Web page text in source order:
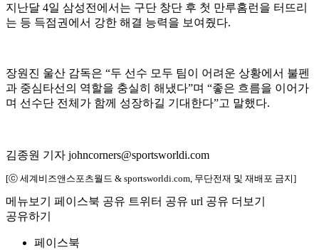
지난달 4일 삼성전에서는 구단 창단 후 첫 만루홈런을 터뜨리
는 등 득점권에서 강한 해결 능력을 보여줬다.
장원진 울산 감독은 “두 선수 모두 팀이 어려운 상황에서 불펜
과 중심타선의 역할을 충실히 해냈다”며 “좋은 흐름을 이어가
며 선수단 전체가 함께 성장하길 기대한다”고 말했다.
김종원 기자 johncorners@sportsworldi.com
[ⓒ 세계비즈앤스포츠월드 & sportsworldi.com, 무단전재 및 재배포 금지]
메뉴보기 페이스북 공유 트위터 공유 url 공유 더보기
공유하기
페이스북